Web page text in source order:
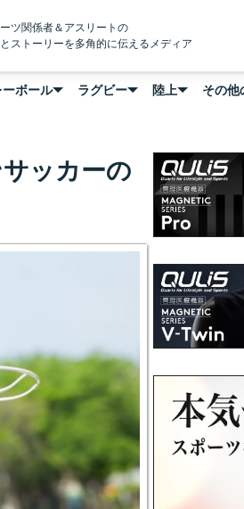
ツ関係者＆アスリートの
ストーリーを多角的に伝えるメディア
ーボール ラグビー 陸上 その他
ッカーの